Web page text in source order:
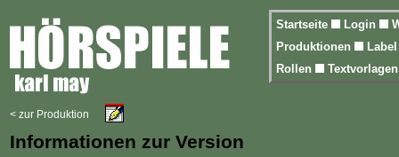
Startseite Login
Produktionen
Rollen
< zur Produktion
Informationen zur Version